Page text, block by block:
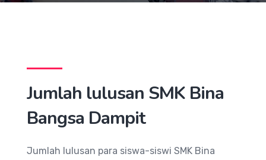
Jumlah lulusan SMK Bina
Bangsa Dampit
Jumlah lulusan para siswa-siswi SMK Bina